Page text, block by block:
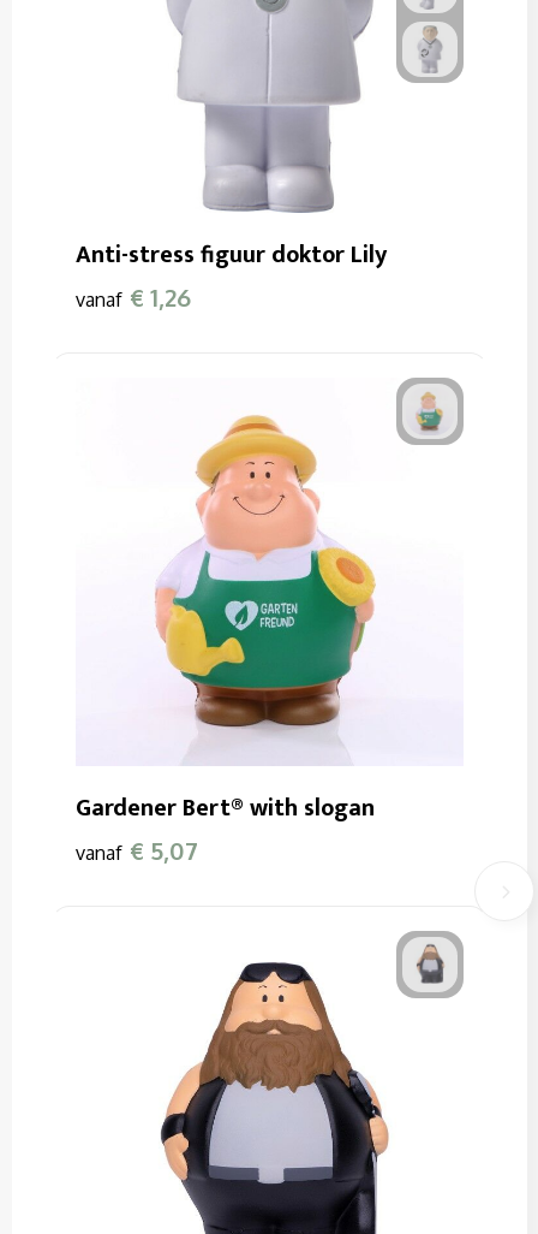
Anti-stress figuur doktor Lily
vanaf € 1,26
Gardener Bert® with slogan
vanaf € 5,07